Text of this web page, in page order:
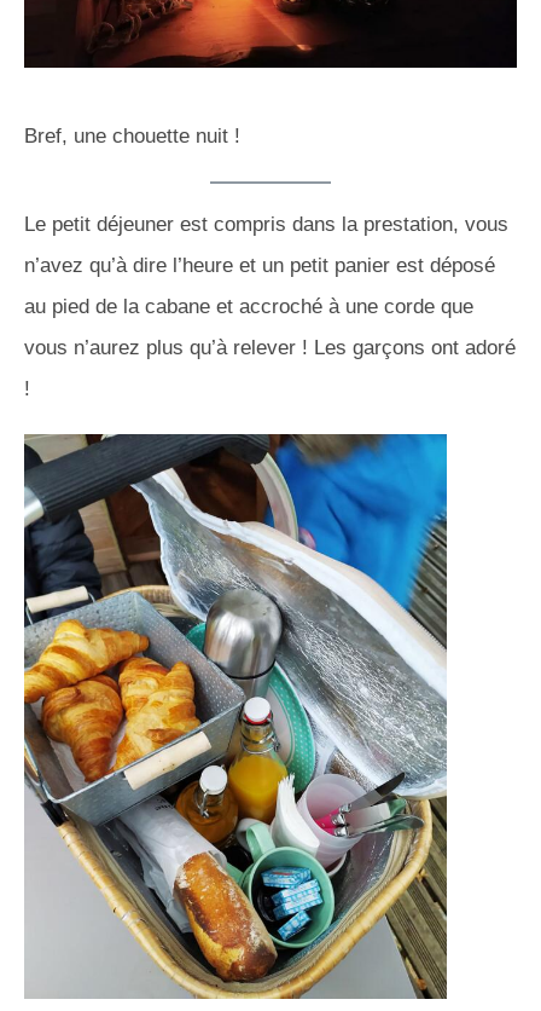
Bref, une chouette nuit !
Le petit déjeuner est compris dans la prestation, vous
n’avez qu’à dire l’heure et un petit panier est déposé
au pied de la cabane et accroché à une corde que
vous n’aurez plus qu’à relever ! Les garçons ont adoré
!